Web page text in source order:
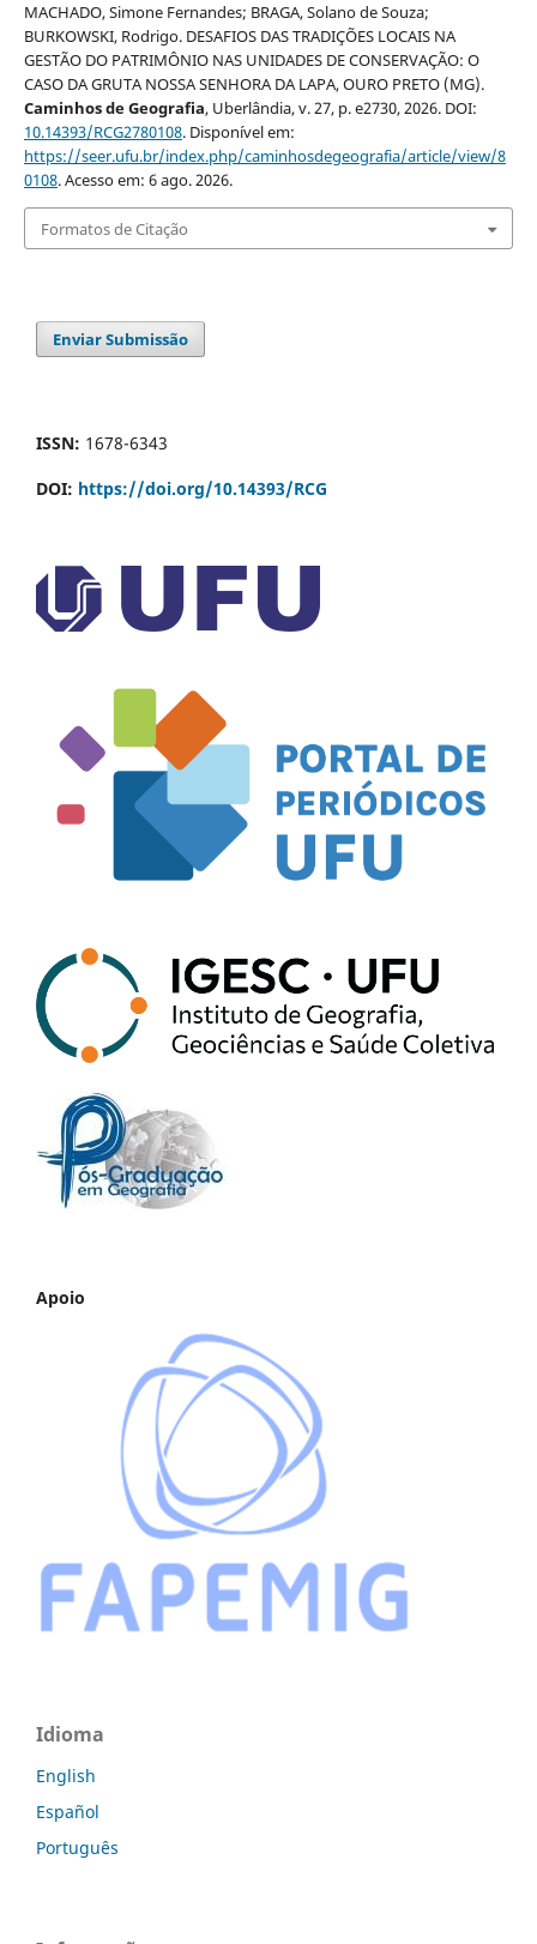
MACHADO, Simone Fernandes; BRAGA, Solano de Souza;
BURKOWSKI, Rodrigo. DESAFIOS DAS TRADIÇÕES LOCAIS NA
GESTÃO DO PATRIMÔNIO NAS UNIDADES DE CONSERVAÇÃO: O
CASO DA GRUTA NOSSA SENHORA DA LAPA, OURO PRETO (MG).
Caminhos de Geografia, Uberlândia, v. 27, p. e2730, 2026. DOI:
10.14393/RCG2780108. Disponível em:
https://seer.ufu.br/index.php/caminhosdegeografia/article/view/8
0108. Acesso em: 6 ago. 2026.
Formatos de Citação
Enviar Submissão
ISSN: 1678-6343
DOI: https://doi.org/10.14393/RCG
Apoio
Idioma
English
Español
Português